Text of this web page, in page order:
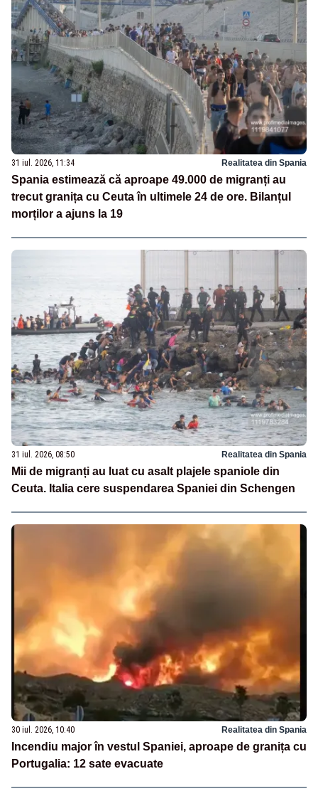
31 iul. 2026, 11:34 Realitatea din Spania
Spania estimează că aproape 49.000 de migranți au
trecut granița cu Ceuta în ultimele 24 de ore. Bilanțul
morților a ajuns la 19
31 iul. 2026, 08:50 Realitatea din Spania
Mii de migranți au luat cu asalt plajele spaniole din
Ceuta. Italia cere suspendarea Spaniei din Schengen
30 iul. 2026, 10:40 Realitatea din Spania
Incendiu major în vestul Spaniei, aproape de granița cu
Portugalia: 12 sate evacuate